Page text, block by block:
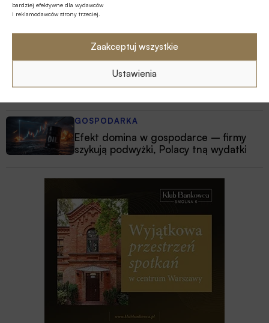
bardziej efektywne dla wydawców
i reklamodawców strony trzeciej.
Zaakceptuj wszystkie
Ustawienia
Z RYNKU FINANSOWEGO
polskiej gospodarce, programie SAFE i
polityce dual use
GOSPODARKA
W lipcu ’26 wzrosła stopa bezrobocia w
Polsce
GOSPODARKA
Efekt domina w gospodarce – firmy
szykują podwyżki, Polacy tną wydatki